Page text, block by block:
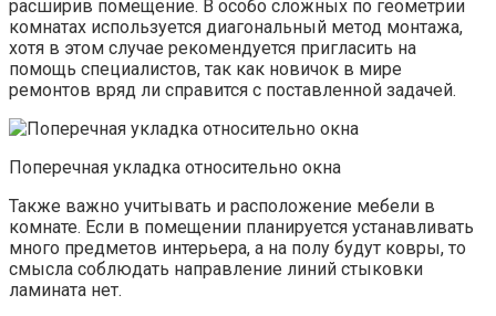
расширив помещение. В особо сложных по геометрии
комнатах используется диагональный метод монтажа,
хотя в этом случае рекомендуется пригласить на
помощь специалистов, так как новичок в мире
ремонтов вряд ли справится с поставленной задачей.
Поперечная укладка относительно окна
Также важно учитывать и расположение мебели в
комнате. Если в помещении планируется устанавливать
много предметов интерьера, а на полу будут ковры, то
смысла соблюдать направление линий стыковки
ламината нет.